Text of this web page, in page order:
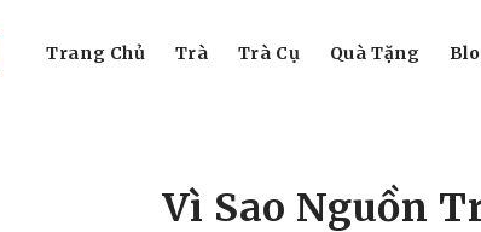
Trang Chủ Trà Trà Cụ Quà Tặng
Vì Sao Nguồn